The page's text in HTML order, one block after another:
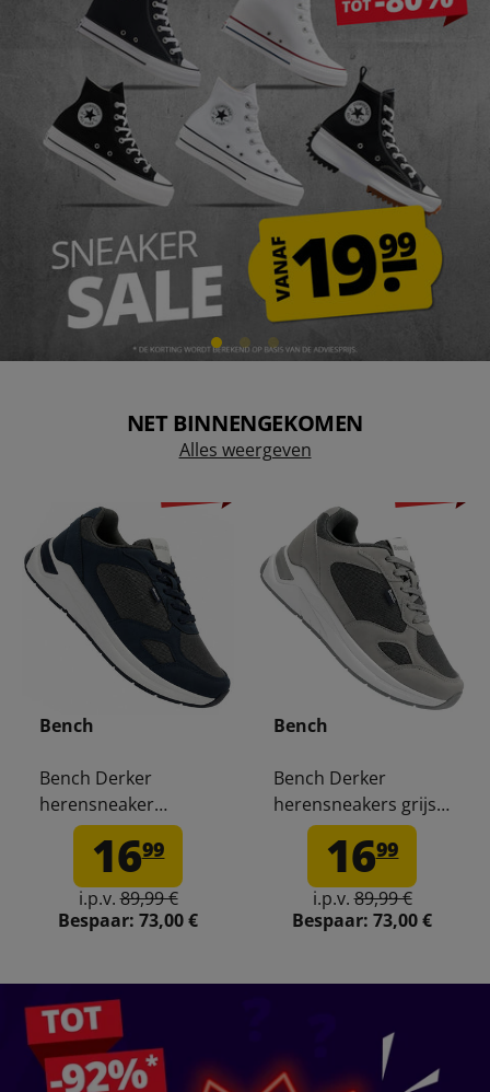
NET BINNENGEKOMEN
Alles weergeven
Bench
Bench Derker
herensneaker
navy/grijs BEN1028-
1699
i.p.v.89,99 €
Bespaar: 73,00 €
Bench
Bench Derker
herensneakers grijs
BEN1028-P10
1699
i.p.v.89,99 €
Bespaar: 73,00 €